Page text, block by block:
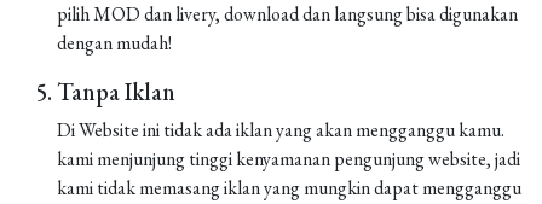
pilih MOD dan livery, download dan langsung bisa digunakan
dengan mudah!
Tanpa Iklan
Di Website ini tidak ada iklan yang akan mengganggu kamu.
kami menjunjung tinggi kenyamanan pengunjung website, jadi
kami tidak memasang iklan yang mungkin dapat mengganggu